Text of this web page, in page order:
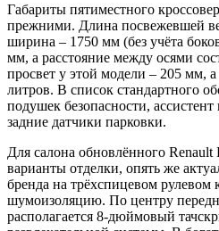
Габариты пятиместного
прежними. Длина посвежевшей
ширина – 1750 мм (без учёта
мм, а расстояние между осями
просвет у этой модели – 205 мм,
литров. В список стандартного
подушек безопасности,
задние датчики парковки.
Для салона обновлённого
варианты отделки, опять же
бренда на трёхспицевом рулевом
шумоизоляцию. По центру
располагается 8-дюймовый